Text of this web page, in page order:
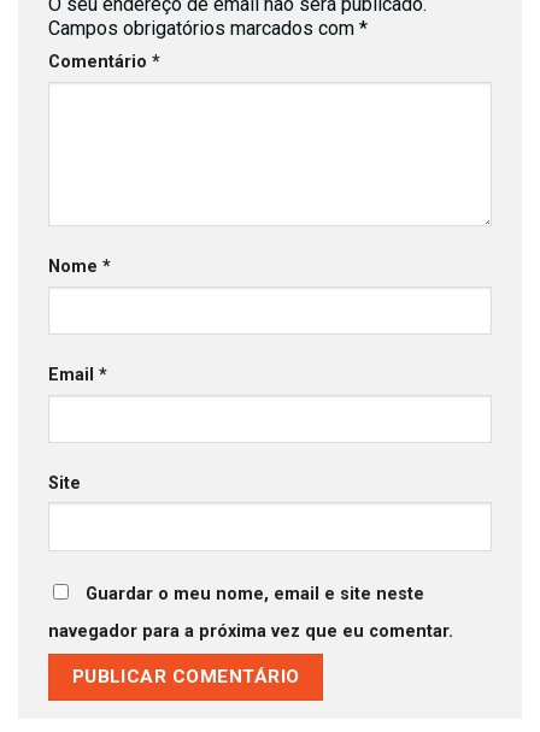
Campos obrigatórios marcados com *
Comentário *
Nome *
Email *
Site
Guardar o meu nome, email e site neste
navegador para a próxima vez que eu comentar.